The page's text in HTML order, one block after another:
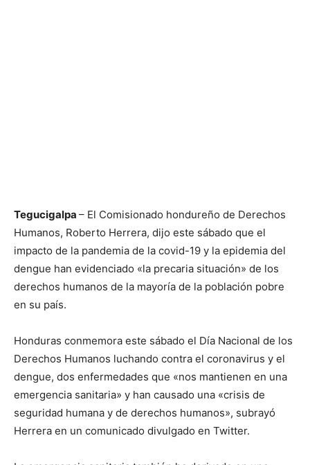
Tegucigalpa – El Comisionado hondureño de Derechos
Humanos, Roberto Herrera, dijo este sábado que el
impacto de la pandemia de la covid-19 y la epidemia del
dengue han evidenciado «la precaria situación» de los
derechos humanos de la mayoría de la población pobre
en su país.
Honduras conmemora este sábado el Día Nacional de los
Derechos Humanos luchando contra el coronavirus y el
dengue, dos enfermedades que «nos mantienen en una
emergencia sanitaria» y han causado una «crisis de
seguridad humana y de derechos humanos», subrayó
Herrera en un comunicado divulgado en Twitter.